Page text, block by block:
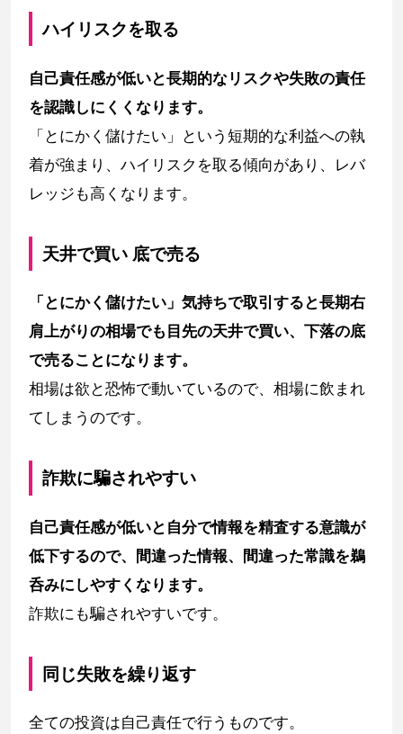
ハイリスクを取る
自己責任感が低いと長期的なリスクや失敗の責任
を認識しにくくなります。
「とにかく儲けたい」という短期的な利益への執
着が強まり、ハイリスクを取る傾向があり、レバ
レッジも高くなります。
天井で買い 底で売る
「とにかく儲けたい」気持ちで取引すると長期右
肩上がりの相場でも目先の天井で買い、下落の底
で売ることになります。
相場は欲と恐怖で動いているので、相場に飲まれ
てしまうのです。
詐欺に騙されやすい
自己責任感が低いと自分で情報を精査する意識が
低下するので、間違った情報、間違った常識を鵜
呑みにしやすくなります。
詐欺にも騙されやすいです。
同じ失敗を繰り返す
全ての投資は自己責任で行うものです。